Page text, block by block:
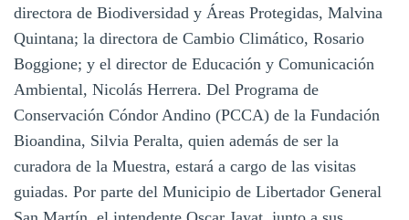
directora de Biodiversidad y Áreas Protegidas, Malvina
Quintana; la directora de Cambio Climático, Rosario
Boggione; y el director de Educación y Comunicación
Ambiental, Nicolás Herrera. Del Programa de
Conservación Cóndor Andino (PCCA) de la Fundación
Bioandina, Silvia Peralta, quien además de ser la
curadora de la Muestra, estará a cargo de las visitas
guiadas. Por parte del Municipio de Libertador General